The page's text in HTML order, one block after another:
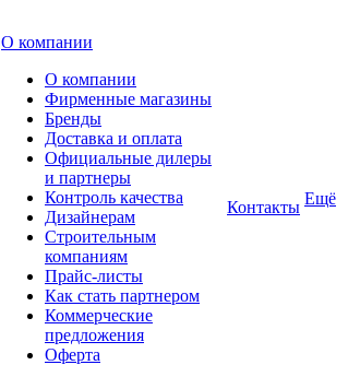
О компании
О компании
Фирменные магазины
Бренды
Доставка и оплата
Официальные дилеры
и партнеры
Контроль качества
Дизайнерам
Строительным
компаниям
Прайс-листы
Как стать партнером
Коммерческие
предложения
Оферта
Контакты Ещё